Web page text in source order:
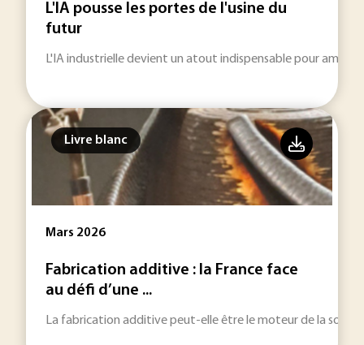
L'IA pousse les portes de l'usine du
futur
L'IA industrielle devient un atout indispensable pour
Livre blanc
Mars 2026
Fabrication additive : la France face
au défi d’une ...
La fabrication additive peut-elle être le moteur de la